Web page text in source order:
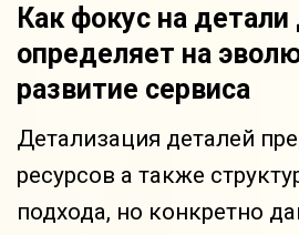
Как фокус на
определяет на
развитие сервиса
Детализация деталей
ресурсов а также
подхода, но конкретно